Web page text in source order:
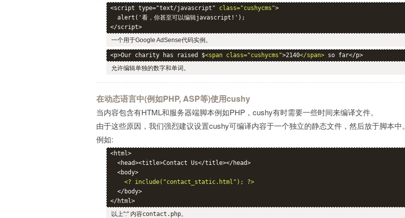
<script type="text/javascript" class="cushycms">
  alert('看，你甚至可以编辑javascript!');
一个用于Google AdSense代码实例。
<p>Our charity has raised $<span class="cushycms">2140</span> so far</p>
允许编辑单独的数字和单词。
在动态语言中(例如PHP, ASP等)使用cushy
当内容包含有HTML和服务器端脚本例如PHP，cushy有时需要一些时间来编译文件。
由于这些原因，我们强烈建议设置cushy可编译内容于一个独立的静态文件，然后放于脚本中。
例如:
<html>
  <head><title>Contact Us</title></head>
  <body>
<? include("contact_static.html"); ?>
  </body>
以上":" 内容contact.php。